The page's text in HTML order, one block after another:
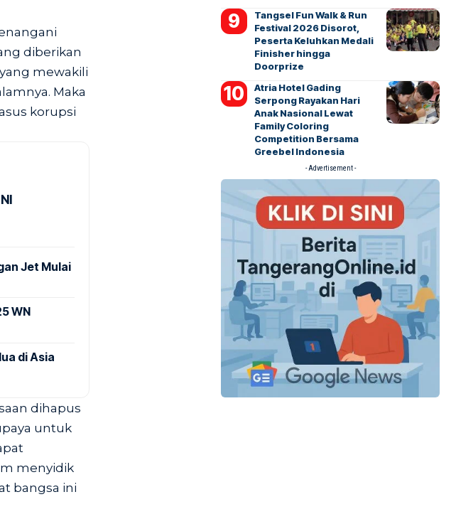
diberikan
mewakili
Maka
korupsi
Jet Mulai
WN
di Asia
dihapus
untuk
menyidik
bangsa ini
Tangsel Fun Walk & Run
Festival 2026 Disorot,
Peserta Keluhkan Medali
Finisher hingga
Doorprize
Atria Hotel Gading
Serpong Rayakan Hari
Anak Nasional Lewat
Family Coloring
Competition Bersama
Greebel Indonesia
- Advertisement -